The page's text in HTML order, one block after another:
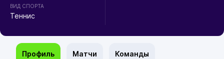
ВИД СПОРТА
Теннис
Профиль Матчи Команды